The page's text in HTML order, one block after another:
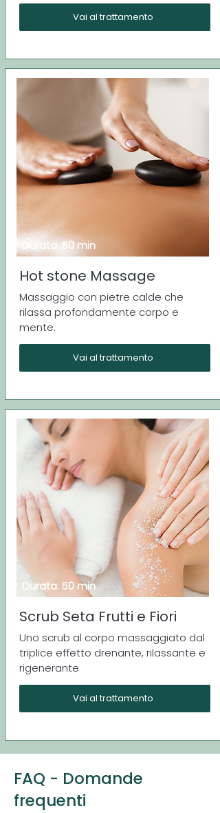
Vai al trattamento
Durata: 50 min
Hot stone Massage
Massaggio con pietre calde che
rilassa profondamente corpo e
mente.
Vai al trattamento
Durata: 50 min
Scrub Seta Frutti e Fiori
Uno scrub al corpo massaggiato dal
triplice effetto drenante, rilassante e
rigenerante
Vai al trattamento
FAQ - Domande
frequenti